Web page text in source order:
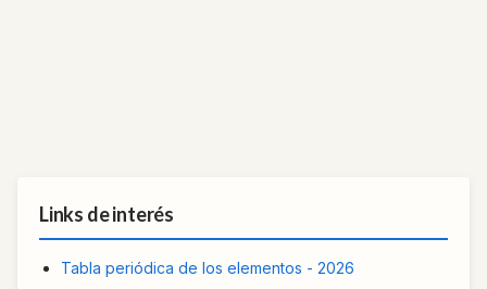
Links de interés
Tabla periódica de los elementos - 2026